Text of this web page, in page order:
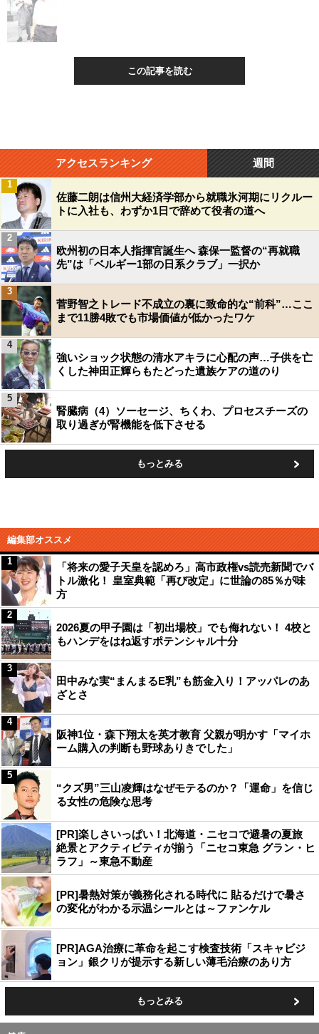
この記事を読む
アクセスランキング 週間
佐藤二朗は信州大経済学部から就職氷河期にリクルー
トに入社も、わずか1日で辞めて役者の道へ
1
欧州初の日本人指揮官誕生へ 森保一監督の“再就職
先”は「ベルギー1部の日系クラブ」一択か
2
菅野智之トレード不成立の裏に致命的な“前科”…ここ
まで11勝4敗でも市場価値が低かったワケ
3
強いショック状態の清水アキラに心配の声…子供を亡
くした神田正輝らもたどった遺族ケアの道のり
4
腎臓病（4）ソーセージ、ちくわ、プロセスチーズの
取り過ぎが腎機能を低下させる
5
もっとみる
編集部オススメ
「将来の愛子天皇を認めろ」高市政権vs読売新聞でバ
トル激化！ 皇室典範「再び改定」に世論の85％が味
方
1
2026夏の甲子園は「初出場校」でも侮れない！ 4校と
もハンデをはね返すポテンシャル十分
2
田中みな実“まんまるE乳”も筋金入り！アッパレのあ
ざとさ
3
阪神1位・森下翔太を英才教育 父親が明かす「マイホ
ーム購入の判断も野球ありきでした」
4
“クズ男”三山凌輝はなぜモテるのか？「運命」を信じ
る女性の危険な思考
5
[PR]楽しさいっぱい！北海道・ニセコで避暑の夏旅
絶景とアクティビティが揃う「ニセコ東急 グラン・ヒ
ラフ」～東急不動産
[PR]暑熱対策が義務化される時代に 貼るだけで暑さ
の変化がわかる示温シールとは～ファンケル
[PR]AGA治療に革命を起こす検査技術「スキャビジ
ョン」銀クリが提示する新しい薄毛治療のあり方
もっとみる